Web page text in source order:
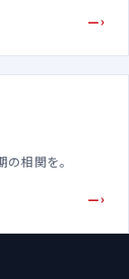
—›
相関を。
—›